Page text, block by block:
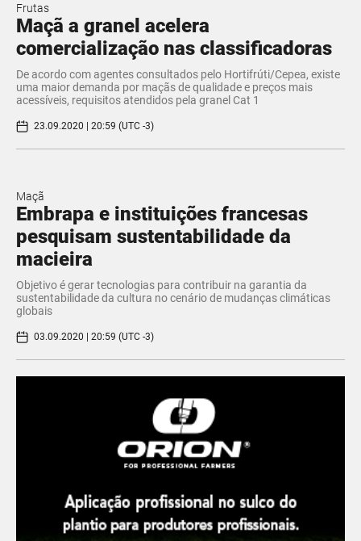
Frutas
Maçã a granel acelera
comercialização nas classificadoras
De acordo com agentes consultados pelo Hortifrúti/Cepea, existe
uma maior demanda por maçãs de qualidade e preços mais
acessíveis, requisitos atendidos pela granel Cat 1
23.09.2020 | 20:59 (UTC -3)
Maçã
Embrapa e instituições francesas
pesquisam sustentabilidade da
macieira
Objetivo é gerar tecnologias para contribuir na garantia da
sustentabilidade da cultura no cenário de mudanças climáticas
globais
03.09.2020 | 20:59 (UTC -3)